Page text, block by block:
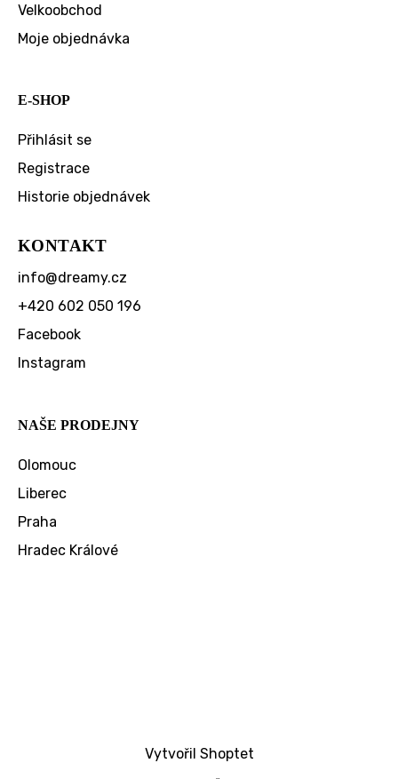
Velkoobchod
Moje objednávka
E-SHOP
Přihlásit se
Registrace
Historie objednávek
KONTAKT
info@dreamy.cz
+420 602 050 196
Facebook
Instagram
NAŠE PRODEJNY
Olomouc
Liberec
Praha
Hradec Králové
Vytvořil Shoptet